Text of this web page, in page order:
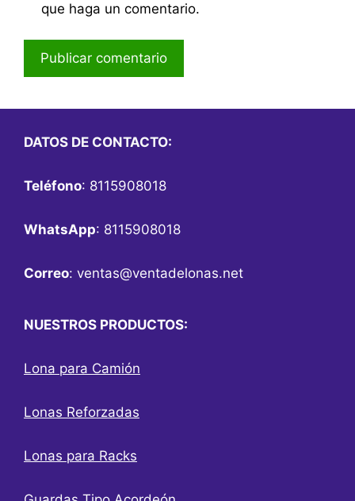
que haga un comentario.
DATOS DE CONTACTO:
Teléfono: 8115908018
WhatsApp: 8115908018
Correo: ventas@ventadelonas.net
NUESTROS PRODUCTOS:
Lona para Camión
Lonas Reforzadas
Lonas para Racks